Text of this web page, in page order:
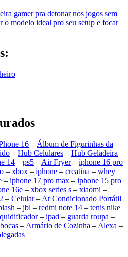
gamer pra detonar nos jogos sem
o modelo ideal pro seu setup e focar
16 – Álbum de Figurinhas da
– Hub Celulares – Hub Geladeira –
14 – ps5 – Air Fryer– iphone 16 pro
– xbox – iphone – creatina – whey
– iphone 17 pro max – iphone 15 pro
16e – xbox series s – xiaomi –
– Celular– Ar Condicionado Portátil
– jbl – redmi note 14 – tenis nike
– ipad – guarda roupa –
– Armário de Cozinha – Alexa –